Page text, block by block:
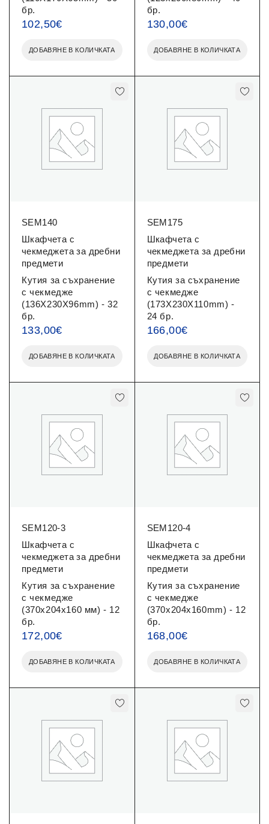
бр.
102,50€
ДОБАВЯНЕ В КОЛИЧКАТА
бр.
130,00€
ДОБАВЯНЕ В КОЛИЧКАТА
SEM140
Шкафчета с
чекмеджета за дребни
предмети
Кутия за съхранение
с чекмедже
(136X230X96mm) - 32
бр.
133,00€
ДОБАВЯНЕ В КОЛИЧКАТА
SEM175
Шкафчета с
чекмеджета за дребни
предмети
Кутия за съхранение
с чекмедже
(173X230X110mm) -
24 бр.
166,00€
ДОБАВЯНЕ В КОЛИЧКАТА
SEM120-3
Шкафчета с
чекмеджета за дребни
предмети
Кутия за съхранение
с чекмедже
(370x204x160 мм) - 12
бр.
172,00€
ДОБАВЯНЕ В КОЛИЧКАТА
SEM120-4
Шкафчета с
чекмеджета за дребни
предмети
Кутия за съхранение
с чекмедже
(370x204x160mm) - 12
бр.
168,00€
ДОБАВЯНЕ В КОЛИЧКАТА